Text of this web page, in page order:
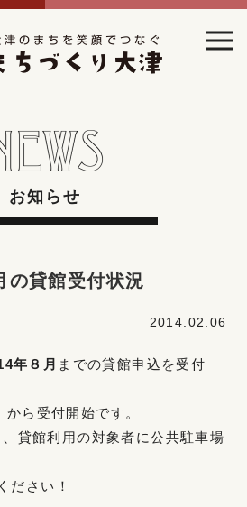
お知らせ
の貸館受付状況
2014.02.06
年８月 までの貸館申込を受付
ら受付開始です。
貸館利用の対象者に公共駐車場
ださい！